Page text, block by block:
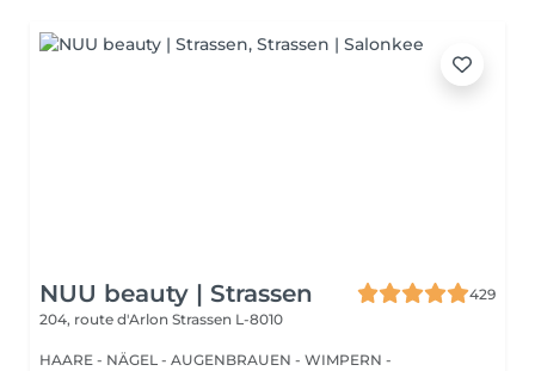
NUU beauty | Strassen
429
204, route d'Arlon Strassen L-8010
HAARE - NÄGEL - AUGENBRAUEN - WIMPERN -